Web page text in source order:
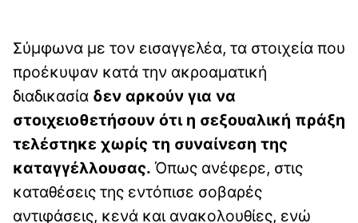
Σύμφωνα με τον εισαγγελέα, τα στοιχεία που
προέκυψαν κατά την ακροαματική
διαδικασία δεν αρκούν για να
στοιχειοθετήσουν ότι η σεξουαλική πράξη
τελέστηκε χωρίς τη συναίνεση της
καταγγέλλουσας. Όπως ανέφερε, στις
καταθέσεις της εντόπισε σοβαρές
αντιφάσεις, κενά και ανακολουθίες, ενώ